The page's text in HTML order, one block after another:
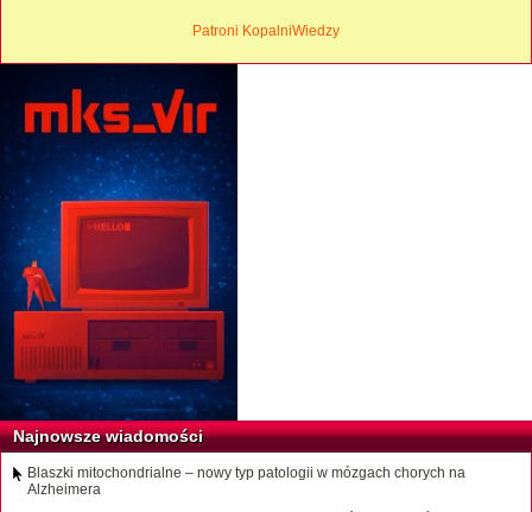
Patroni KopalniWiedzy
Najnowsze wiadomości
Blaszki mitochondrialne – nowy typ patologii w mózgach chorych na
Alzheimera